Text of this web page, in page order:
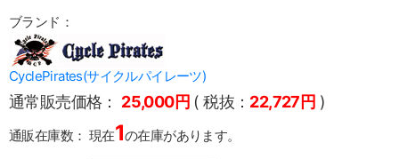
ブランド：
CyclePirates(サイクルパイレーツ)
通常販売価格： 25,000円 ( 税抜： 22,727円 )
通販在庫数： 現在1の在庫があります。